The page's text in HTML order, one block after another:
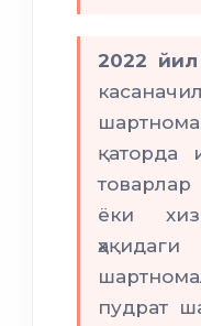
2022
қаторда
ёки
ҳақидаги
пудрат